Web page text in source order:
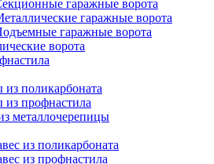
гаражные ворота
гаражные ворота
гаражные ворота
ворота
из поликарбоната
из профнастила
металлочерепицы
из поликарбоната
из профнастила